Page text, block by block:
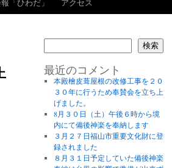
検索
最近のコメント
本殿檜皮葺屋根の改修工事を２０
３０年に行うため奉賛会を立ち上
げました。
8月３０日（土）午後６時から境
内にて備後神楽を奉納します
３月２７日福山市重要文化財に登
録されました
８月３１日予定していた備後神楽